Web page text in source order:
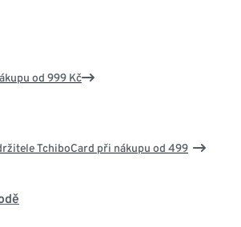
od 999 Kč
TchiboCard při nákupu od 499